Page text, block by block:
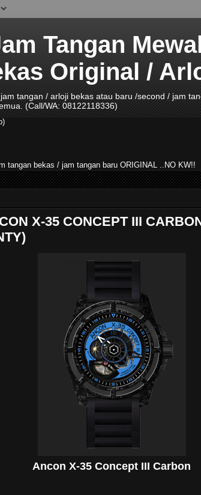
Tangan
Original /
tangan / arloji bekas atau baru /second / jam
(Call/WA: 08122118336)
tangan bekas / jam tangan baru ORIGINAL ..NO KW!!
X-35 CONCEPT III
Ancon X-35 Concept III Carbon